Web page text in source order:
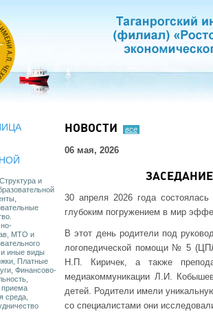
и
МТО и
и иные виды
Платные
Финансово-
приема
среда,
НОВОСТИ все
06 мая, 2026
30 апреля 2026 года состоялась
глубоким погружением в мир
В этот день родители под
логопедической помощи № 5
Н.П. Киричек, а также
медиакоммуникации Л.И.
детей. Родители имели
со специалистами они